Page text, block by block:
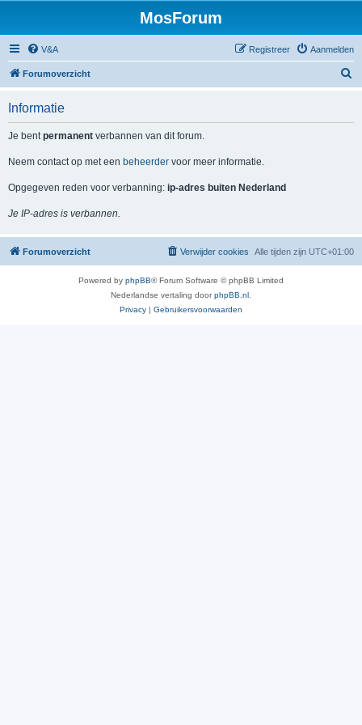
MosForum
V&A Aanmelden
Registreer
Forumoverzicht
Informatie
Je bentpermanent verbannen van dit forum.
Neem contact op met een beheerder voor meer informatie.
Opgegeven reden voor verbanning: ip-adres buiten Nederland
Je IP-adres is verbannen.
Forumoverzicht Alle tijden zijn UTC+01:00
Verwijder cookies
Powered by phpBB® Forum Software © phpBB Limited
Nederlandse vertaling doorphpBB.nl
Privacy | Gebruikersvoorwaarden